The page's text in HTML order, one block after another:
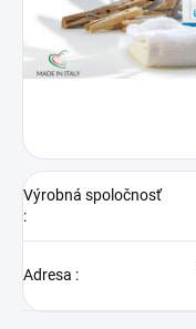
Výrobná spoločnosť
:
Adresa :